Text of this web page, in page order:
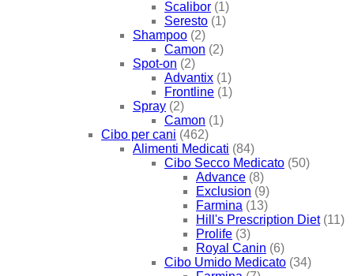
Scalibor (1)
Seresto (1)
Shampoo (2)
Camon (2)
Spot-on (2)
Advantix (1)
Frontline (1)
Spray (2)
Camon (1)
Cibo per cani (462)
Alimenti Medicati (84)
Cibo Secco Medicato (50)
Advance (8)
Exclusion (9)
Farmina (13)
Hill's Prescription Diet (11)
Prolife (3)
Royal Canin (6)
Cibo Umido Medicato (34)